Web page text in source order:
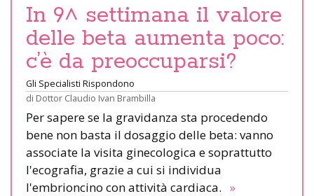
In 9^ settimana il valore
delle beta aumenta poco:
c’è da preoccuparsi?
Gli Specialisti Rispondono
di Dottor Claudio Ivan Brambilla
Per sapere se la gravidanza sta procedendo
bene non basta il dosaggio delle beta: vanno
associate la visita ginecologica e soprattutto
l'ecografia, grazie a cui si individua
l'embrioncino con attività cardiaca. »